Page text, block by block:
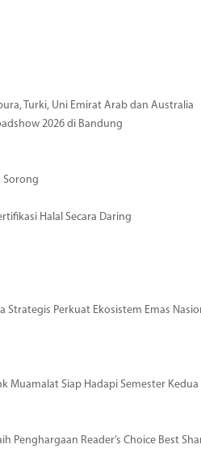
Turki, Uni Emirat Arab dan Australia
2026 di Bandung
Sorong
Halal Secara Daring
Strategis Perkuat Ekosistem Emas
Muamalat Siap Hadapi Semester Kedua
Penghargaan Reader’s Choice Best